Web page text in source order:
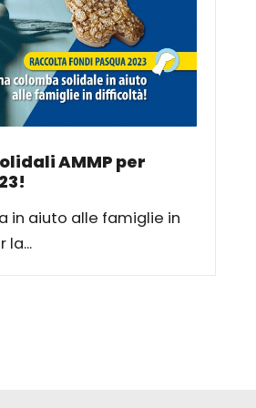
AMMP per
in aiuto alle famiglie in
la...